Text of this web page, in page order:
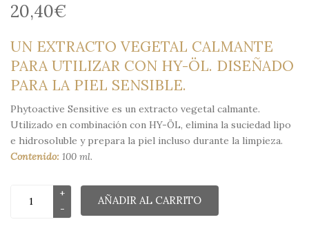
20,40€
UN EXTRACTO VEGETAL CALMANTE
PARA UTILIZAR CON HY-ÖL. DISEÑADO
PARA LA PIEL SENSIBLE.
Phytoactive Sensitive es un extracto vegetal calmante.
Utilizado en combinación con HY-ÖL, elimina la suciedad lipo
e hidrosoluble y prepara la piel incluso durante la limpieza.
Contenido: 100 ml.
AÑADIR AL CARRITO